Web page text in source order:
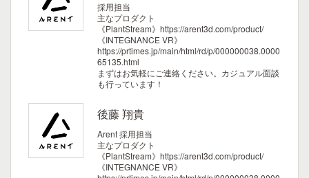
採用担当
主なプロダクト
《PlantStream》https://arent3d.com/product/
《INTEGNANCE VR》
https://prtimes.jp/main/html/rd/p/000000038.0000
65135.html
まずはお気軽にご連絡ください。カジュアル面談
も行っています！
後藤 翔貴
Arent 採用担当
主なプロダクト
《PlantStream》https://arent3d.com/product/
《INTEGNANCE VR》